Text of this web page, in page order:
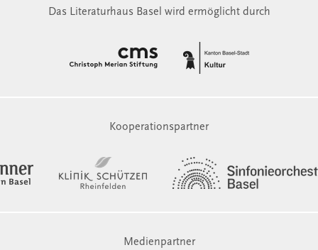
Das Literaturhaus Basel wird ermöglicht durch
Kooperationspartner
Medienpartner